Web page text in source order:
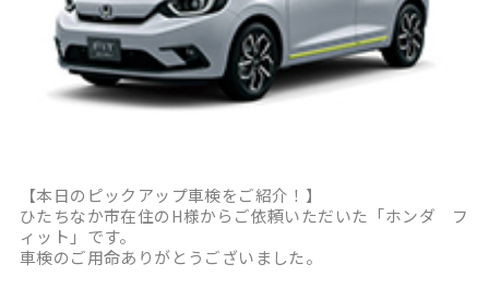
【本日のピックアップ車検をご紹介！】
ひたちなか市在住のH様からご依頼いただいた「ホンダ フ
ィット」です。
車検のご用命ありがとうございました。